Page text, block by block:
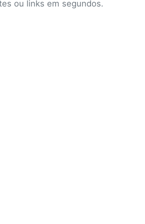
ou links em segundos.